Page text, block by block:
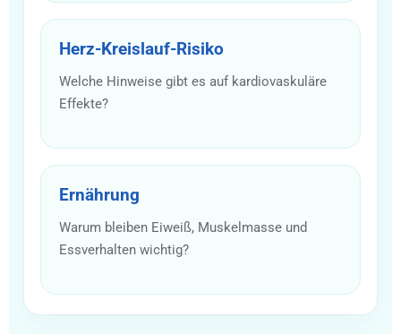
Herz-Kreislauf-Risiko
Welche Hinweise gibt es auf kardiovaskuläre
Effekte?
Ernährung
Warum bleiben Eiweiß, Muskelmasse und
Essverhalten wichtig?